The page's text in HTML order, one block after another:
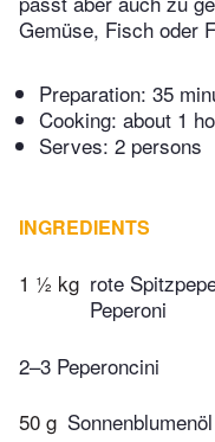
Gemüse, Fisch oder
Preparation: 35
Cooking: about 1
Serves: 2 persons
INGREDIENTS
1 ½ kg rote
Peperoni
2–3 Peperoncini
50 g Sonnenblumenöl